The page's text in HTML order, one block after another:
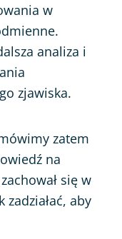
w
analiza i
zjawiska.
zatem
na
się w
aby